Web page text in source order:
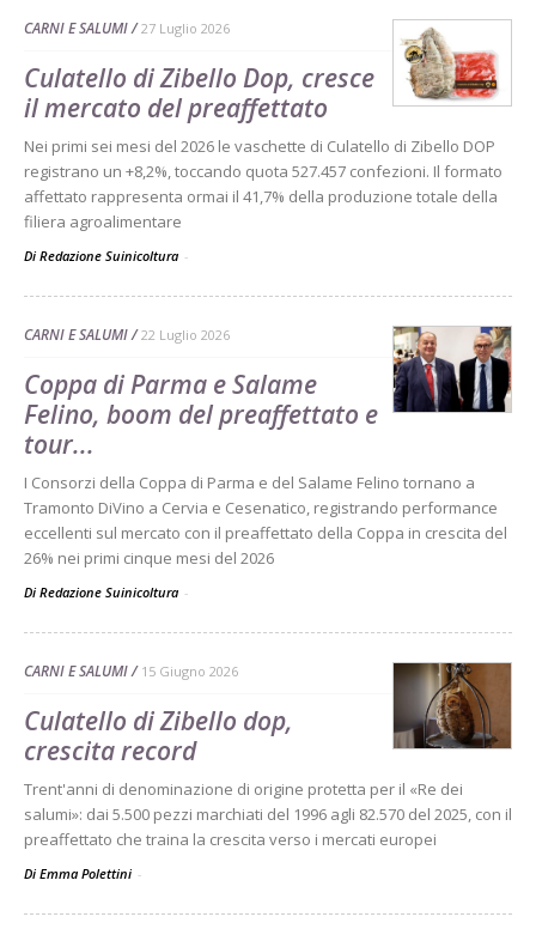
CARNI E SALUMI 27 Luglio 2026
Culatello di Zibello Dop, cresce
il mercato del preaffettato
Nei primi sei mesi del 2026 le vaschette di Culatello di Zibello DOP
registrano un +8,2%, toccando quota 527.457 confezioni. Il formato
affettato rappresenta ormai il 41,7% della produzione totale della
filiera agroalimentare
Di Redazione Suinicoltura -
CARNI E SALUMI 22 Luglio 2026
Coppa di Parma e Salame
Felino, boom del preaffettato e
tour...
I Consorzi della Coppa di Parma e del Salame Felino tornano a
Tramonto DiVino a Cervia e Cesenatico, registrando performance
eccellenti sul mercato con il preaffettato della Coppa in crescita del
26% nei primi cinque mesi del 2026
Di Redazione Suinicoltura -
CARNI E SALUMI 15 Giugno 2026
Culatello di Zibello dop,
crescita record
Trent'anni di denominazione di origine protetta per il «Re dei
salumi»: dai 5.500 pezzi marchiati del 1996 agli 82.570 del 2025, con il
preaffettato che traina la crescita verso i mercati europei
Di Emma Polettini -